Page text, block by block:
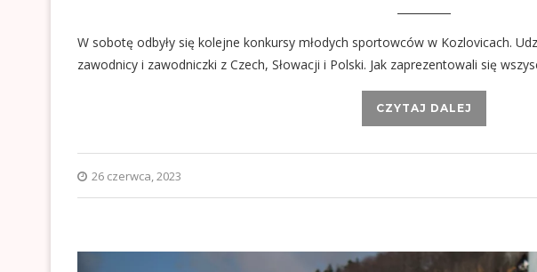
W sobotę odbyły się kolejne konkursy młodych sportowców w Kozlovicach.
zawodnicy i zawodniczki z Czech, Słowacji i Polski. Jak zaprezentowali się
CZYTAJ DALEJ
26 czerwca, 2023